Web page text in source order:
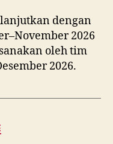
dengan
2026
oleh tim
2026.